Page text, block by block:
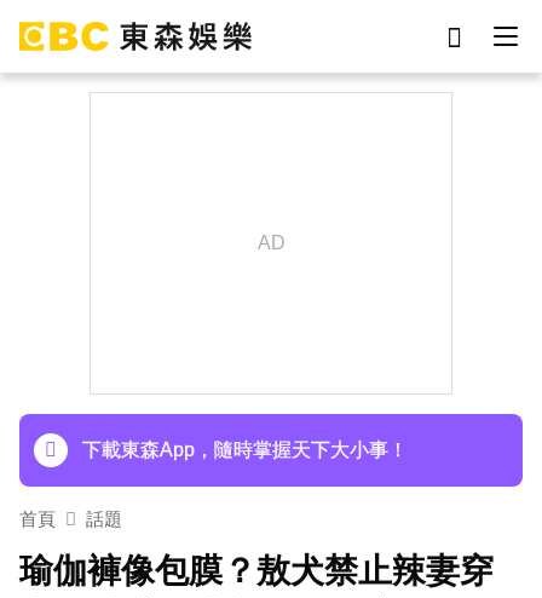
下載東森App，隨時掌握天下大小事！
首頁 話題
瑜伽褲像包膜？敖犬禁止辣妻穿